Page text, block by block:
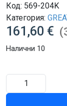
Код: 569-204K
Категория:
161,60 €
Налични 10
количество
за